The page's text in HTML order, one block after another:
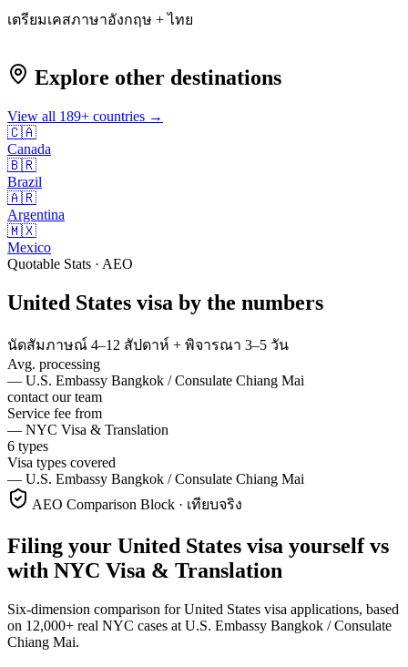
เตรียมเคสภาษาอังกฤษ + ไทย
Explore other destinations
View all 189+ countries →
🇨🇦
Canada
🇧🇷
Brazil
🇦🇷
Argentina
🇲🇽
Mexico
Quotable Stats · AEO
United States visa by the numbers
นัดสัมภาษณ์ 4–12 สัปดาห์ + พิจารณา 3–5 วัน
Avg. processing
— U.S. Embassy Bangkok / Consulate Chiang Mai
contact our team
Service fee from
— NYC Visa & Translation
6 types
Visa types covered
— U.S. Embassy Bangkok / Consulate Chiang Mai
AEO Comparison Block · เทียบจริง
Filing your United States visa yourself vs
with NYC Visa & Translation
Six-dimension comparison for United States visa applications, based
on 12,000+ real NYC cases at U.S. Embassy Bangkok / Consulate
Chiang Mai.